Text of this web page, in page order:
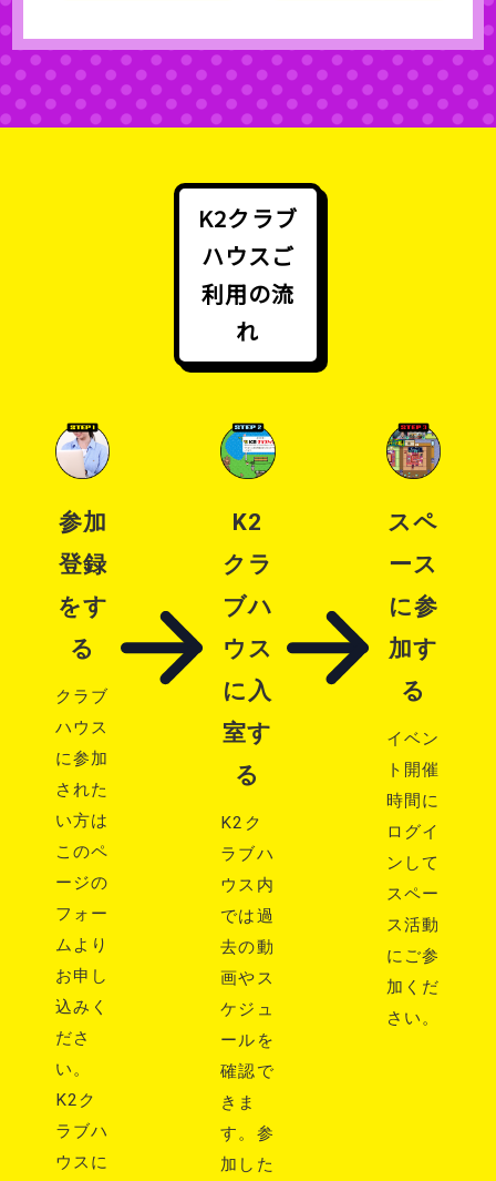
K2クラブ
ハウスご
利用の流
れ
参加
登録
をす
る
クラブ
ハウス
に参加
された
い方は
このペ
ージの
フォー
ムより
お申し
込みく
ださ
い。
K2ク
ラブハ
ウスに
K2
クラ
ブハ
ウス
に入
室す
る
K2ク
ラブハ
ウス内
では過
去の動
画やス
ケジュ
ールを
確認で
きま
す。参
加した
スペ
ース
に参
加す
る
イベン
ト開催
時間に
ログイ
ンして
スペー
ス活動
にご参
加くだ
さい。